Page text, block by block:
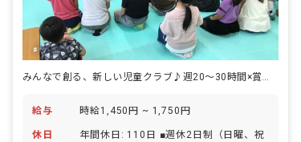
給与 時給1,450円 ~ 1,750円
休日
年間休日: 110日 ■週休2日制（日曜、祝